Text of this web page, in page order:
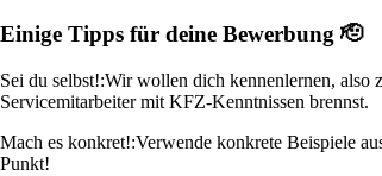
Einige Tipps für deine Bewerbung 🫡
Sei du selbst!:Wir wollen dich kennenlernen, also
Servicemitarbeiter mit KFZ-Kenntnissen brennst.
Mach es konkret!:Verwende konkrete Beispiele
Punkt!